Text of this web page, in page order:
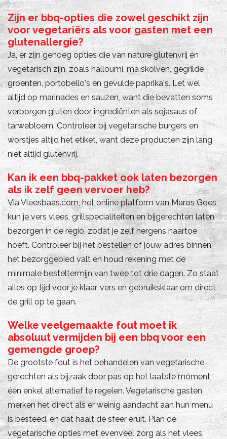
Zijn er bbq-opties die zowel geschikt zijn
voor vegetariërs als voor gasten met een
glutenallergie?
Ja, er zijn genoeg opties die van nature glutenvrij én
vegetarisch zijn, zoals halloumi, maïskolven, gegrilde
groenten, portobello's en gevulde paprika's. Let wel
altijd op marinades en sauzen, want die bevatten soms
verborgen gluten door ingrediënten als sojasaus of
tarwebloem. Controleer bij vegetarische burgers en
worstjes altijd het etiket, want deze producten zijn lang
niet altijd glutenvrij.
Kan ik een bbq-pakket ook laten bezorgen
als ik zelf geen vervoer heb?
Via Vleesbaas.com, het online platform van Maros Goes,
kun je vers vlees, grillspecialiteiten en bijgerechten laten
bezorgen in de regio, zodat je zelf nergens naartoe
hoeft. Controleer bij het bestellen of jouw adres binnen
het bezorggebied valt en houd rekening met de
minimale besteltermijn van twee tot drie dagen. Zo staat
alles op tijd voor je klaar, vers en gebruiksklaar om direct
de grill op te gaan.
Welke veelgemaakte fout moet ik
absoluut vermijden bij een bbq voor een
gemengde groep?
De grootste fout is het behandelen van vegetarische
gerechten als bijzaak door pas op het laatste moment
één enkel alternatief te regelen. Vegetarische gasten
merken het direct als er weinig aandacht aan hun menu
is besteed, en dat haalt de sfeer eruit. Plan de
vegetarische opties met evenveel zorg als het vlees: